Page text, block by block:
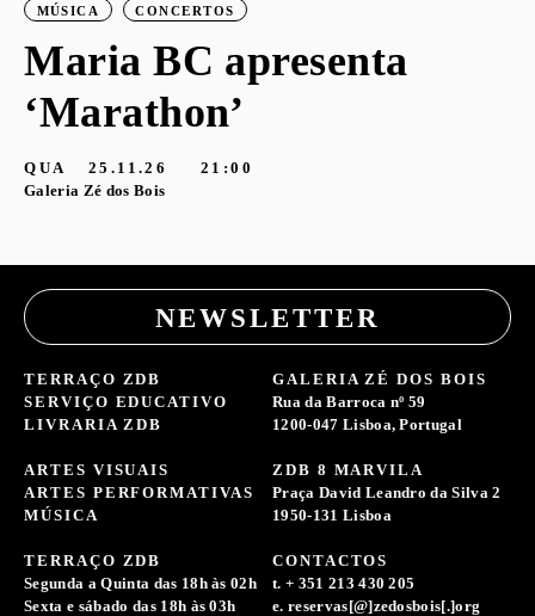
MÚSICA CONCERTOS
Maria BC apresenta
‘Marathon’
QUA 25.11.26
21:00
Galeria Zé dos Bois
NEWSLETTER
TERRAÇO ZDB
SERVIÇO EDUCATIVO
LIVRARIA ZDB
ARTES VISUAIS
ARTES PERFORMATIVAS
MÚSICA
GALERIA ZÉ DOS BOIS
Rua da Barroca nº 59
1200-047 Lisboa, Portugal
ZDB 8 MARVILA
Praça David Leandro da Silva 2
1950-131 Lisboa
TERRAÇO ZDB
Segunda a Quinta das 18h às 02h
Sexta e sábado das 18h às 03h
CONTACTOS
t. + 351 213 430 205
e. reservas[@]zedosbois[.]org